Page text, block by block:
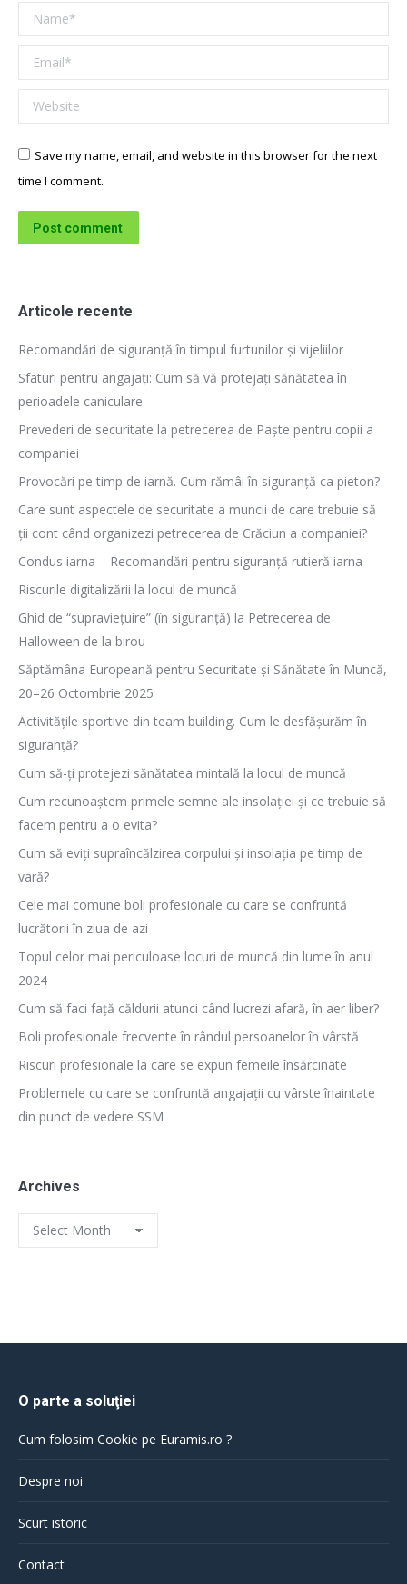
Name *
Email *
Website
Save my name, email, and website in this browser for the next
time I comment.
Post comment
Articole recente
Recomandări de siguranță în timpul furtunilor și vijeliilor
Sfaturi pentru angajați: Cum să vă protejați sănătatea în
perioadele caniculare
Prevederi de securitate la petrecerea de Paște pentru copii a
companiei
Provocări pe timp de iarnă. Cum rămâi în siguranță ca pieton?
Care sunt aspectele de securitate a muncii de care trebuie să
ții cont când organizezi petrecerea de Crăciun a companiei?
Condus iarna – Recomandări pentru siguranță rutieră iarna
Riscurile digitalizării la locul de muncă
Ghid de “supraviețuire” (în siguranță) la Petrecerea de
Halloween de la birou
Săptămâna Europeană pentru Securitate și Sănătate în Muncă,
20–26 Octombrie 2025
Activitățile sportive din team building. Cum le desfășurăm în
siguranță?
Cum să-ți protejezi sănătatea mintală la locul de muncă
Cum recunoaștem primele semne ale insolației și ce trebuie să
facem pentru a o evita?
Cum să eviți supraîncălzirea corpului și insolația pe timp de
vară?
Cele mai comune boli profesionale cu care se confruntă
lucrătorii în ziua de azi
Topul celor mai periculoase locuri de muncă din lume în anul
2024
Cum să faci față căldurii atunci când lucrezi afară, în aer liber?
Boli profesionale frecvente în rândul persoanelor în vârstă
Riscuri profesionale la care se expun femeile însărcinate
Problemele cu care se confruntă angajații cu vârste înaintate
din punct de vedere SSM
Archives
Archives
O parte a soluţiei
Cum folosim Cookie pe Euramis.ro ?
Despre noi
Scurt istoric
Contact